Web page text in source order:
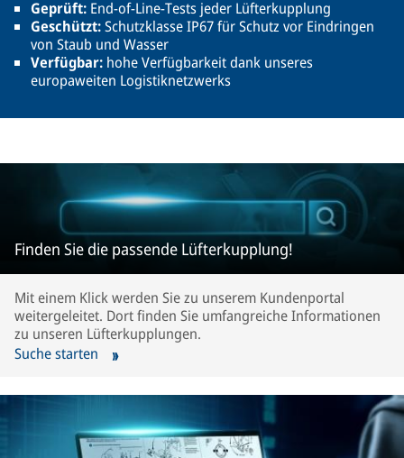
Geprüft: End-of-Line-Tests jeder Lüfterkupplung
Geschützt:Schutzklasse IP67 für Schutz vor Eindringen
von Staub und Wasser
Verfügbar: hohe Verfügbarkeit dank unseres
europaweiten Logistiknetzwerks
Finden Sie die passende Lüfterkupplung!
Mit einem Klick werden Sie zu unserem Kundenportal
weitergeleitet. Dort finden Sie umfangreiche Informationen
zu unseren Lüfterkupplungen.
Suche starten